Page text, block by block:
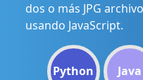
dos o más JPG
usando JavaScript.
Python Java